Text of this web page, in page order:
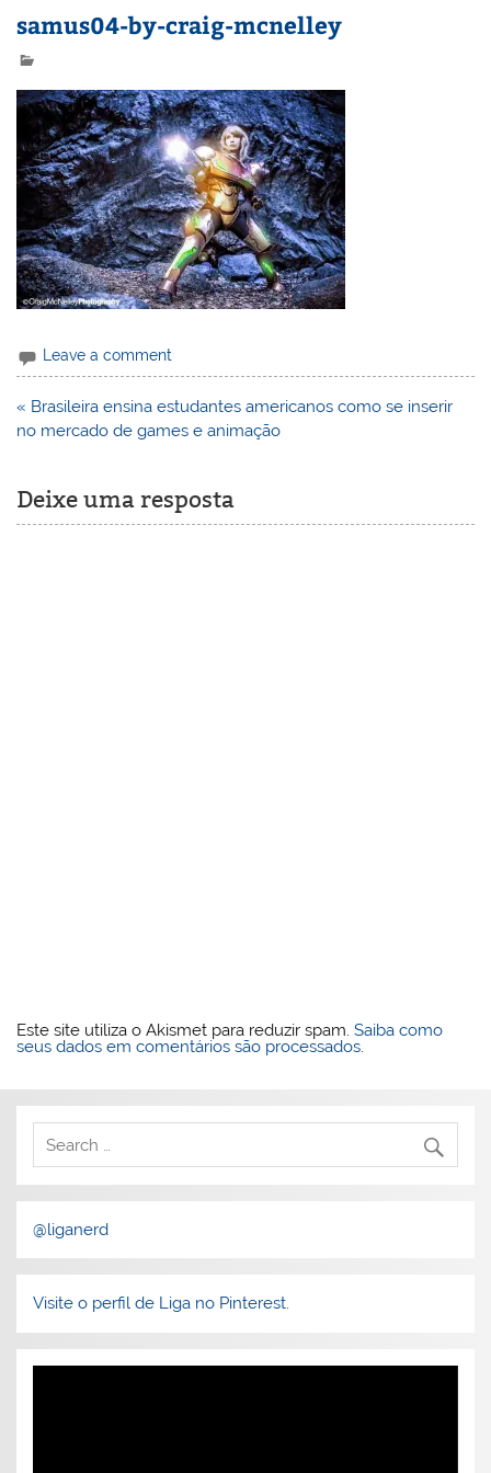
samus04-by-craig-mcnelley
Leave a comment
Navegação
de
« Brasileira ensina estudantes americanos como se inserir
no mercado de games e animação
Deixe uma resposta
Este site utiliza o Akismet para reduzir spam.Saiba como
seus dados em comentários são processados.
@liganerd
Visite o perfil de Liga no Pinterest.
Tocador